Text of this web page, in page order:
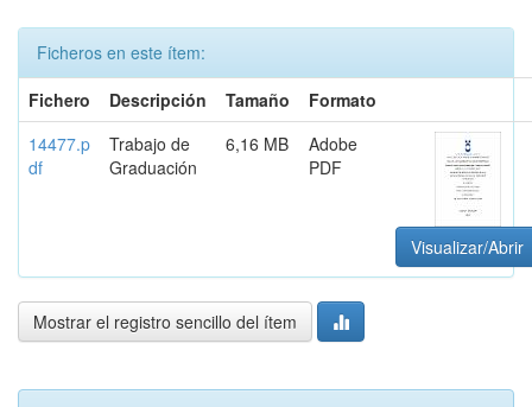
Ficheros en este ítem:
Fichero
Descripción Tamaño
Formato
14477.p
df
Trabajo de
Graduación
6,16 MB
Adobe
PDF
Visualizar/Abrir
Mostrar el registro sencillo del ítem